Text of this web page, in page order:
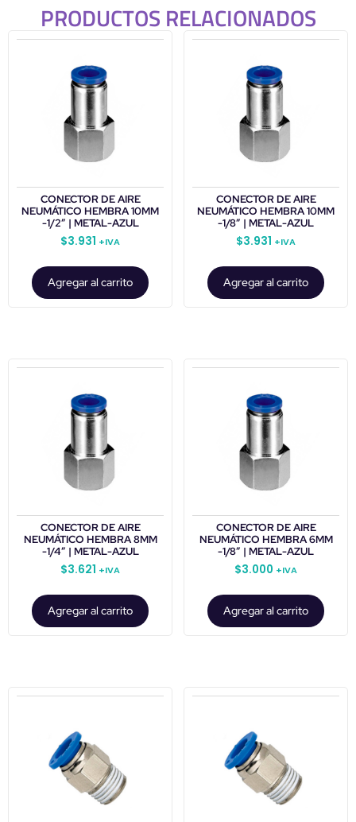
PRODUCTOS RELACIONADOS
CONECTOR DE AIRE
NEUMÁTICO HEMBRA 10MM
-1/2″ | METAL-AZUL
$3.931 +IVA
Agregar al carrito
CONECTOR DE AIRE
NEUMÁTICO HEMBRA 10MM
-1/8″ | METAL-AZUL
$3.931 +IVA
Agregar al carrito
CONECTOR DE AIRE
NEUMÁTICO HEMBRA 8MM
-1/4″ | METAL-AZUL
$3.621 +IVA
Agregar al carrito
CONECTOR DE AIRE
NEUMÁTICO HEMBRA 6MM
-1/8″ | METAL-AZUL
$3.000 +IVA
Agregar al carrito